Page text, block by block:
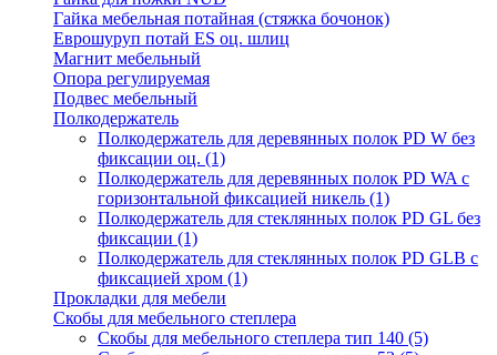
Гайка мебельная потайная (стяжка бочонок)
Еврошуруп потай ES оц. шлиц
Магнит мебельный
Опора регулируемая
Подвес мебельный
Полкодержатель
Полкодержатель для деревянных полок PD W без
фиксации оц. (1)
Полкодержатель для деревянных полок PD WA с
горизонтальной фиксацией никель (1)
Полкодержатель для стеклянных полок PD GL без
фиксации (1)
Полкодержатель для стеклянных полок PD GLВ с
фиксацией хром (1)
Прокладки для мебели
Скобы для мебельного степлера
Скобы для мебельного степлера тип 140 (5)